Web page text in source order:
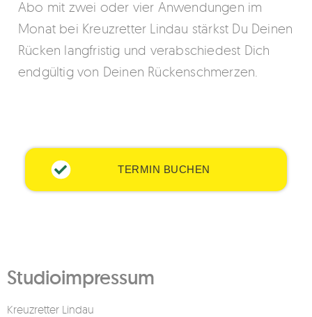
Abo mit zwei oder vier Anwendungen im
Monat bei Kreuzretter Lindau stärkst Du Deinen
Rücken langfristig und verabschiedest Dich
endgültig von Deinen Rückenschmerzen.
TERMIN BUCHEN
Studioimpressum
Kreuzretter Lindau